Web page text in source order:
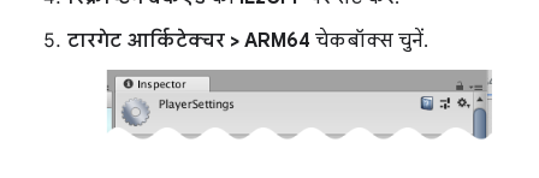
टारगेट आर्किटेक्चर > ARM64 चेकबॉक्स चुनें.